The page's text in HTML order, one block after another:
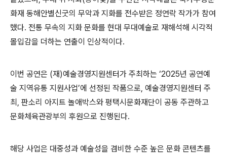
화재 동해안별신굿의 무악과 지화를 전수받은 정연락 작가가 참여
했다. 전통 무속의 지화 문화를 현대 무대예술로 재해석해 시각적
몰입감을 더하는 연출이 인상적이다.
이번 공연은 (재)예술경영지원센터가 주최하는 ‘2025년 공연예
술 지역유통 지원사업’에 선정된 작품으로, 예술경영지원센터 주
최 , 판소리 아지트 놀애박스와 평택시문화재단이 공동 주관하고
문화체육관광부의 후원으로 진행된다.
해당 사업은 대중성과 예술성을 겸비한 수준 높은 문화 콘텐츠를